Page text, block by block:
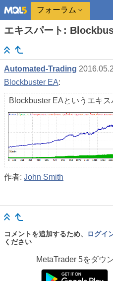
フォーラム
エキスパート:
Automated-Trading
Blockbuster EA:
Blockbuster EAというエキス
作者: John Smith
コメントを追加するため、 ログイ
ください
MetaTrader 5をダウ